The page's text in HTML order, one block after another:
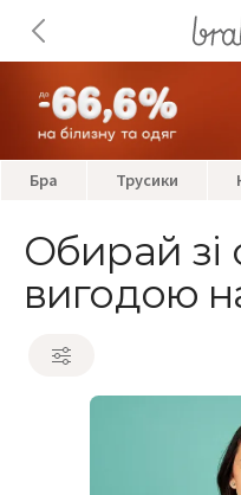
Бра Трусики
Обирай
вигодою